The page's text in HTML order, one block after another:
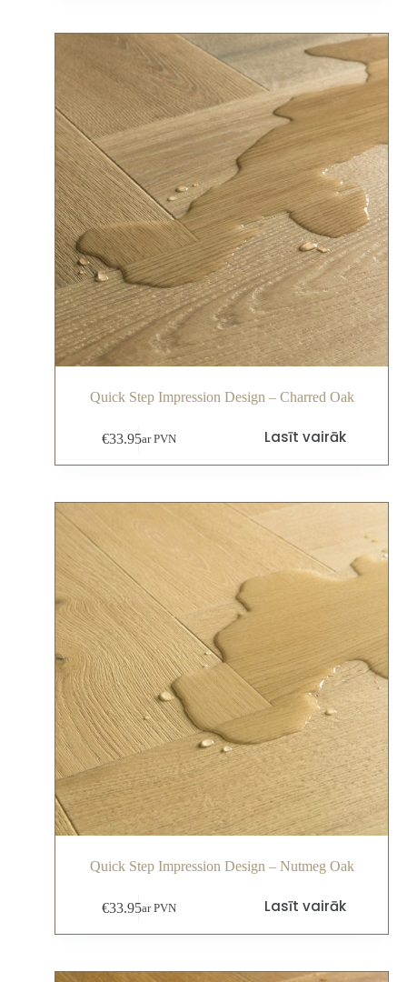
Quick Step Impression Design – Charred Oak
€33.95ar PVN Lasīt vairāk
Quick Step Impression Design – Nutmeg Oak
€33.95ar PVN Lasīt vairāk